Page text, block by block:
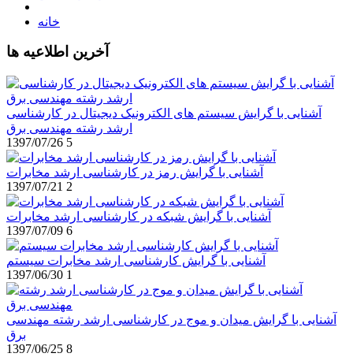
خانه
آخرین اطلاعیه ها
آشنایی با گرایش سیستم های الکترونیک دیجیتال در کارشناسی
ارشد رشته مهندسی برق
1397/07/26 5
آشنایی با گرایش رمز در کارشناسی ارشد مخابرات
1397/07/21 2
آشنایی با گرایش شبکه در کارشناسی ارشد مخابرات
1397/07/09 6
آشنایی با گرایش کارشناسی ارشد مخابرات سیستم
1397/06/30 1
آشنایی با گرایش میدان و موج در کارشناسی ارشد رشته مهندسی
برق
1397/06/25 8